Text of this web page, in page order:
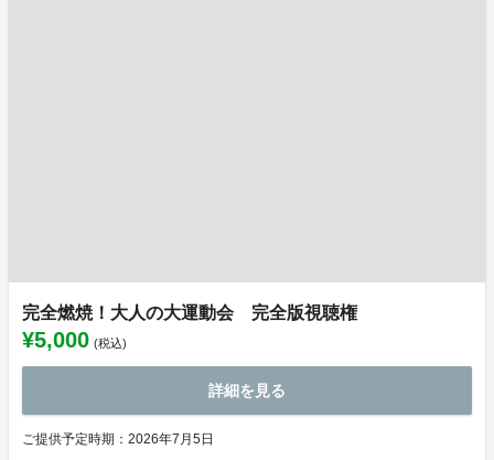
完全燃焼！大人の大運動会 完全版視聴権
¥5,000 (税込)
詳細を見る
ご提供予定時期：2026年7月5日